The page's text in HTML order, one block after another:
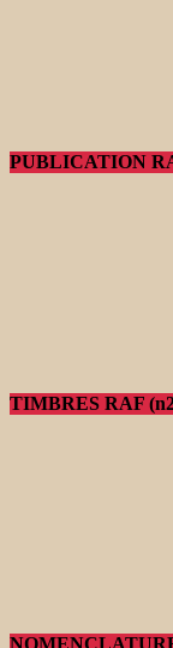
PUBLICATION
TIMBRES RAF